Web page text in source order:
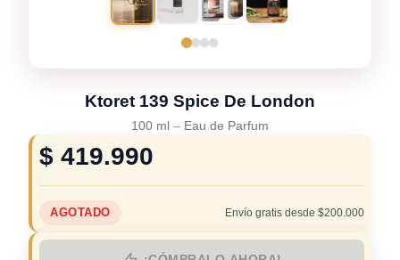
Ktoret 139 Spice De London
100 ml – Eau de Parfum
$ 419.990
AGOTADO Envío gratis desde $200.000